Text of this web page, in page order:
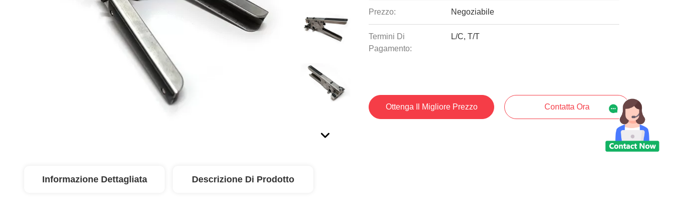
Prezzo: Negoziabile
Termini Di
Pagamento:
L/C, T/T
Ottenga Il Migliore Prezzo Contatta Ora
Informazione Dettagliata Descrizione Di Prodotto